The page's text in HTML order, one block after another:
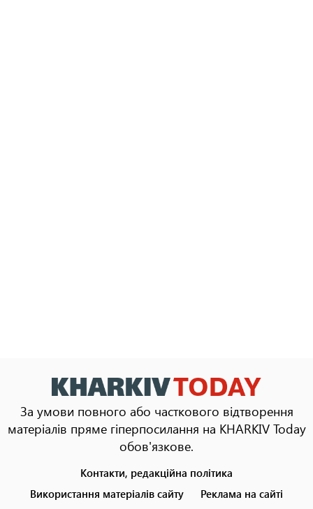
За умови повного або часткового відтворення
матеріалів пряме гіперпосилання на KHARKIV Today
обов'язкове.
menu
Контакти, редакційна політика
Використання матеріалів сайту
Реклама на сайті